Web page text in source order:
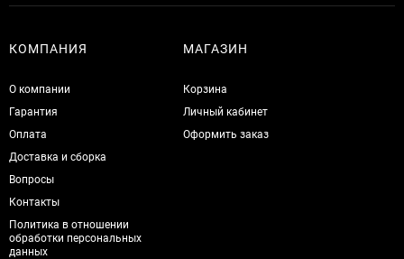
КОМПАНИЯ
О компании
Гарантия
Оплата
Доставка и сборка
Вопросы
Контакты
Политика в отношении
обработки персональных
данных
МАГАЗИН
Корзина
Личный кабинет
Оформить заказ